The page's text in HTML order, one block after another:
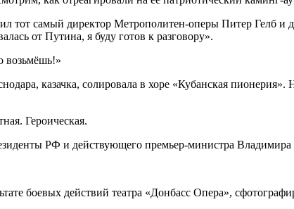
самый директор Метрополитен-оперы Питер Гелб
от Путина, я буду готов к разговору».
возьмёшь!»
казачка, солировала в хоре «Кубанская
Героическая.
РФ и действующего премьер-министра
боевых действий театра «Донбасс Опера»,